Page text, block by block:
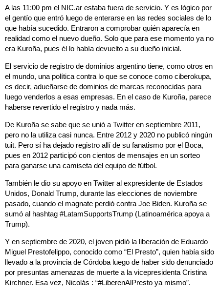
A las 11:00 pm el NIC.ar estaba fuera de servicio. Y es lógico por
el gentío que entró luego de enterarse en las redes sociales de lo
que había sucedido. Entraron a comprobar quién aparecía en
realidad como el nuevo dueño. Solo que para ese momento ya no
era Kuroña, pues él lo había devuelto a su dueño inicial.
El servicio de registro de dominios argentino tiene, como otros en
el mundo, una política contra lo que se conoce como ciberokupa,
es decir, adueñarse de dominios de marcas reconocidas para
luego venderlos a esas empresas. En el caso de Kuroña, parece
haberse revertido el registro y nada más.
De Kuroña se sabe que se unió a Twitter en septiembre 2011,
pero no la utiliza casi nunca. Entre 2012 y 2020 no publicó ningún
tuit. Pero sí ha dejado registro allí de su fanatismo por el Boca,
pues en 2012 participó con cientos de mensajes en un sorteo
para ganarse una camiseta del equipo de fútbol.
También le dio su apoyo en Twitter al expresidente de Estados
Unidos, Donald Trump, durante las elecciones de noviembre
pasado, cuando el magnate perdió contra Joe Biden. Kuroña se
sumó al hashtag #LatamSupportsTrump (Latinoamérica apoya a
Trump).
Y en septiembre de 2020, el joven pidió la liberación de Eduardo
Miguel Prestofelippo, conocido como “El Presto”, quien había sido
llevado a la provincia de Córdoba luego de haber sido denunciado
por presuntas amenazas de muerte a la vicepresidenta Cristina
Kirchner. Esa vez, Nicolás : “#LiberenAlPresto ya mismo”.